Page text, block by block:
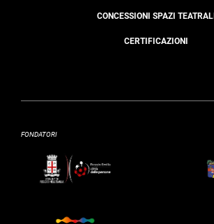
CONCESSIONI SPAZI TEATRALI
CERTIFICAZIONI
FONDATORI